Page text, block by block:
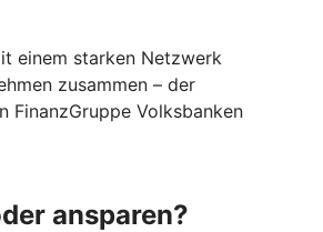
einem starken Netzwerk
zusammen – der
FinanzGruppe Volksbanken
ansparen?